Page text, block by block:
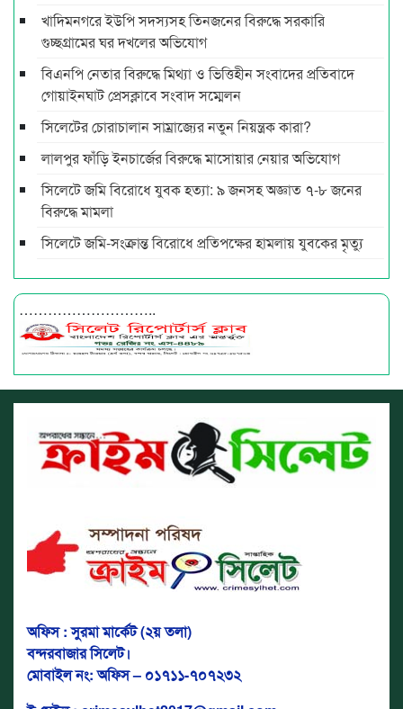
খাদিমনগরে ইউপি সদস্যসহ তিনজনের বিরুদ্ধে সরকারি
গুচ্ছগ্রামের ঘর দখলের অভিযোগ
বিএনপি নেতার বিরুদ্ধে মিথ্যা ও ভিত্তিহীন সংবাদের প্রতিবাদে
গোয়াইনঘাট প্রেসক্লাবে সংবাদ সম্মেলন
সিলেটের চোরাচালান সাম্রাজ্যের নতুন নিয়ন্ত্রক কারা?
লালপুর ফাঁড়ি ইনচার্জের বিরুদ্ধে মাসোয়ার নেয়ার অভিযোগ
সিলেটে জমি বিরোধে যুবক হত্যা: ৯ জনসহ অজ্ঞাত ৭-৮ জনের
বিরুদ্ধে মামলা
সিলেটে জমি-সংক্রান্ত বিরোধে প্রতিপক্ষের হামলায় যুবকের মৃত্যু
………………………..
অফিস : সুরমা মার্কেট (২য় তলা)
বন্দরবাজার সিলেট।
মোবাইল নং: অফিস – ০১৭১১-৭০৭২৩২